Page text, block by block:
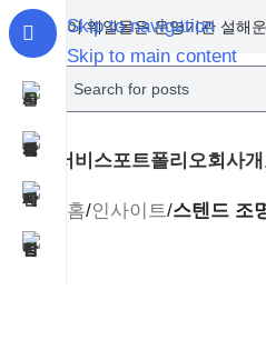
Skip to navigation
Skip to main content
이 웨일몰은 운영기관 설해
서비스포트폴리오회사개
홈/인사이트/스텐드 조